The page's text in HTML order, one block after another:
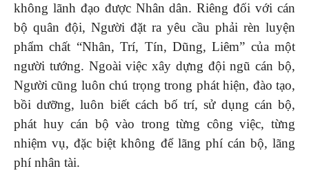
không lãnh đạo được Nhân dân. Riêng đối với cán
bộ quân đội, Người đặt ra yêu cầu phải rèn luyện
phẩm chất “Nhân, Trí, Tín, Dũng, Liêm” của một
người tướng. Ngoài việc xây dựng đội ngũ cán bộ,
Người cũng luôn chú trọng trong phát hiện, đào tạo,
bồi dưỡng, luôn biết cách bố trí, sử dụng cán bộ,
phát huy cán bộ vào trong từng công việc, từng
nhiệm vụ, đặc biệt không để lãng phí cán bộ, lãng
phí nhân tài.